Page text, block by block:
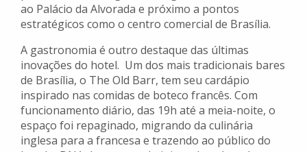
ao Palácio da Alvorada e próximo a pontos
estratégicos como o centro comercial de Brasília.
A gastronomia é outro destaque das últimas
inovações do hotel. Um dos mais tradicionais bares
de Brasília, o The Old Barr, tem seu cardápio
inspirado nas comidas de boteco francês. Com
funcionamento diário, das 19h até a meia-noite, o
espaço foi repaginado, migrando da culinária
inglesa para a francesa e trazendo ao público do